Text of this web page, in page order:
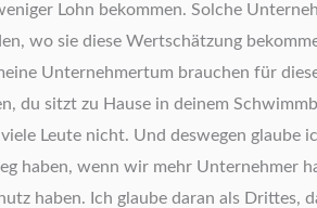
Lohn bekommen. Solche
wo sie diese Wertschätzung
Unternehmertum brauchen für
du sitzt zu Hause in deinem
Leute nicht. Und deswegen glaube
haben, wenn wir mehr Unternehmer
haben. Ich glaube daran als